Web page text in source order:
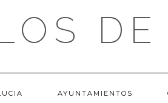
AYUNTAMIENTOS